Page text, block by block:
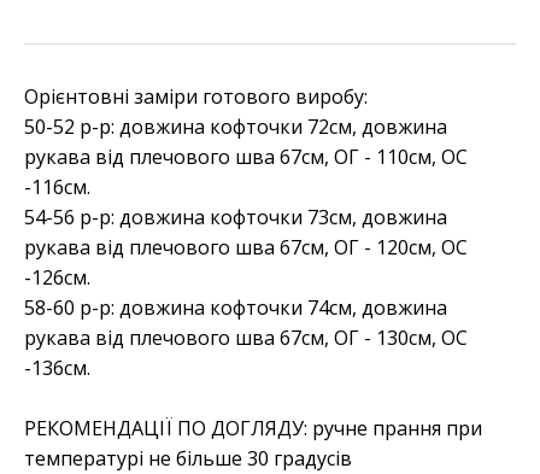
Орієнтовні заміри готового виробу:
50-52 р-р: довжина кофточки 72см, довжина
рукава від плечового шва 67см, ОГ - 110см, OC
-116см.
54-56 р-р: довжина кофточки 73см, довжина
рукава від плечового шва 67см, ОГ - 120см, OC
-126см.
58-60 р-р: довжина кофточки 74см, довжина
рукава від плечового шва 67см, ОГ - 130см, OC
-136см.
РЕКОМЕНДАЦІЇ ПО ДОГЛЯДУ: ручне прання при
температурі не більше 30 градусів